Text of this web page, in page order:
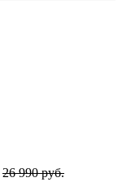
26 990 руб.